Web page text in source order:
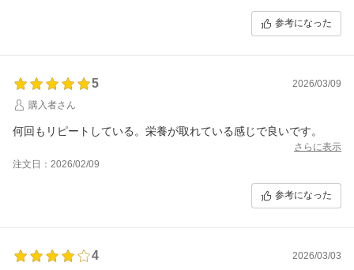
参考になった
5
2026/03/09
購入者さん
何回もリピートしている。栄養が取れている感じで良いです。
さらに表示
注文日：2026/02/09
参考になった
4
2026/03/03